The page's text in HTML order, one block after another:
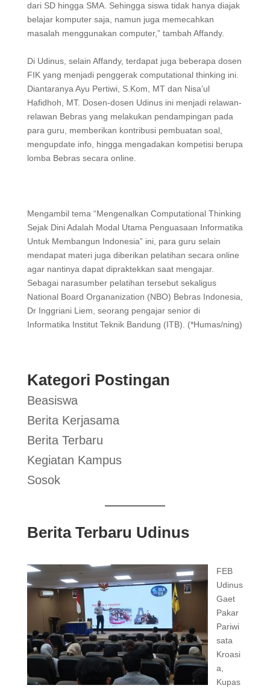
dari SD hingga SMA. Sehingga siswa tidak hanya diajak
belajar komputer saja, namun juga memecahkan
masalah menggunakan computer,” tambah Affandy.
Di Udinus, selain Affandy, terdapat juga beberapa dosen
FIK yang menjadi penggerak computational thinking ini.
Diantaranya Ayu Pertiwi, S.Kom, MT dan Nisa’ul
Hafidhoh, MT. Dosen-dosen Udinus ini menjadi relawan-
relawan Bebras yang melakukan pendampingan pada
para guru, memberikan kontribusi pembuatan soal,
mengupdate info, hingga mengadakan kompetisi berupa
lomba Bebras secara online.
Mengambil tema “Mengenalkan Computational Thinking
Sejak Dini Adalah Modal Utama Penguasaan Informatika
Untuk Membangun Indonesia” ini, para guru selain
mendapat materi juga diberikan pelatihan secara online
agar nantinya dapat dipraktekkan saat mengajar.
Sebagai narasumber pelatihan tersebut sekaligus
National Board Organanization (NBO) Bebras Indonesia,
Dr Inggriani Liem, seorang pengajar senior di
Informatika Institut Teknik Bandung (ITB). (*Humas/ning)
Kategori Postingan
Beasiswa
Berita Kerjasama
Berita Terbaru
Kegiatan Kampus
Sosok
Berita Terbaru Udinus
FEB
Udinus
Gaet
Pakar
Pariwi
sata
Kroasi
a,
Kupas